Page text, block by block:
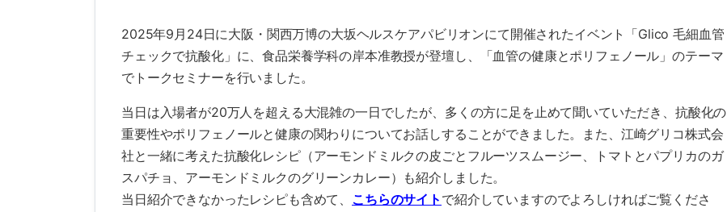
2025年9月24日に大阪・関西万博の大坂ヘルスケアパビリオンにて開催されたイベント「Glico 毛細血管
チェックで抗酸化」に、食品栄養学科の岸本准教授が登壇し、「血管の健康とポリフェノール」のテーマ
でトークセミナーを行いました。
当日は入場者が20万人を超える大混雑の一日でしたが、多くの方に足を止めて聞いていただき、抗酸化の
重要性やポリフェノールと健康の関わりについてお話しすることができました。また、江崎グリコ株式会
社と一緒に考えた抗酸化レシピ（アーモンドミルクの皮ごとフルーツスムージー、トマトとパプリカのガ
スパチョ、アーモンドミルクのグリーンカレー）も紹介しました。
当日紹介できなかったレシピも含めて、 こちらのサイト で紹介していますのでよろしければご覧くださ